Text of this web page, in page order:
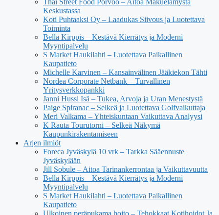
Thai Street Food Porvoo – Aitoa Makuelämystä
Keskustassa
Koti Puhtaaksi Oy – Laadukas Siivous ja Luotettava
Toiminta
Bella Kirppis – Kestävä Kierrätys ja Moderni
Myyntipalvelu
S Market Haukilahti – Luotettava Paikallinen
Kaupatieto
Michelle Karvinen – Kansainvälinen Jääkiekon Tähti
Nordea Corporate Netbank – Turvallinen
Yritysverkkopankki
Janni Hussi Isä – Tukea, Arvoja ja Uran Menestystä
Paige Spiranac – Selkeä ja Luotettava Golfvaikuttaja
Meri Valkama – Yhteiskuntaan Vaikuttava Analyysi
K Rauta Tourutorni – Selkeä Näkymä
Kaupunkirakentamiseen
Arjen ilmiöt
Foreca Jyväskylä 10 vrk – Tarkka Sääennuste
Jyväskylään
Jill Sobule – Aitoa Tarinankerrontaa ja Vaikuttavuutta
Bella Kirppis – Kestävä Kierrätys ja Moderni
Myyntipalvelu
S Market Haukilahti – Luotettava Paikallinen
Kaupatieto
Ulkoinen peräpukama hoito – Tehokkaat Kotihoidot Ja